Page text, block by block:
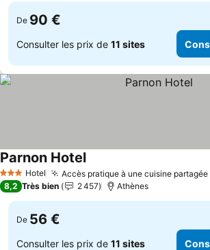
De 90 €
Consulter les prix de 11 sites
3 ÉtoilesHotel Accès pratique à une cuisine partagée
Parnon Hotel
8,2 Très bien 2 457 Athènes
De 56 €
Consulter les prix de 11 sites